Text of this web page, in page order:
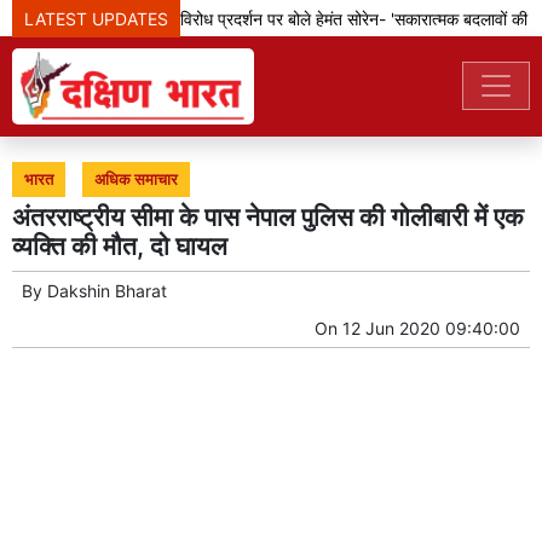
LATEST UPDATES
झारखंड: छात्रों के विरोध प्रदर्शन पर बोले हेमंत सोरेन- 'सकारात्मक बदलावों की
भारत अधिक समाचार
अंतरराष्ट्रीय सीमा के पास नेपाल पुलिस की गोलीबारी में एक
व्यक्ति की मौत, दो घायल
By Dakshin Bharat
On 12 Jun 2020 09:40:00